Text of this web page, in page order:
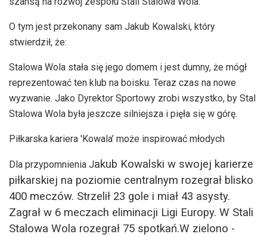
O tym jest przekonany sam Jakub Kowalski, który
stwierdził, że:
Stalowa Wola stała się jego domem i jest dumny, że mógł
reprezentować ten klub na boisku. Teraz czas na nowe
wyzwanie. Jako Dyrektor Sportowy zrobi wszystko, by Stal
Stalowa Wola była jeszcze silniejsza i pięła się w górę.
Piłkarska kariera 'Kowala’ może inspirować młodych
Dla przypomnienia Jakub Kowalski w swojej karierze
piłkarskiej na poziomie centralnym rozegrał blisko
400 meczów. Strzelił 23 gole i miał 43 asysty.
Zagrał w 6 meczach eliminacji Ligi Europy. W Stali
Stalowa Wola rozegrał 75 spotkań.W zielono -